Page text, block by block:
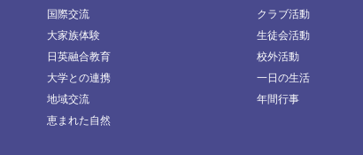
国際交流
大家族体験
日英融合教育
大学との連携
地域交流
恵まれた自然
クラブ活動
生徒会活動
校外活動
一日の生活
年間行事